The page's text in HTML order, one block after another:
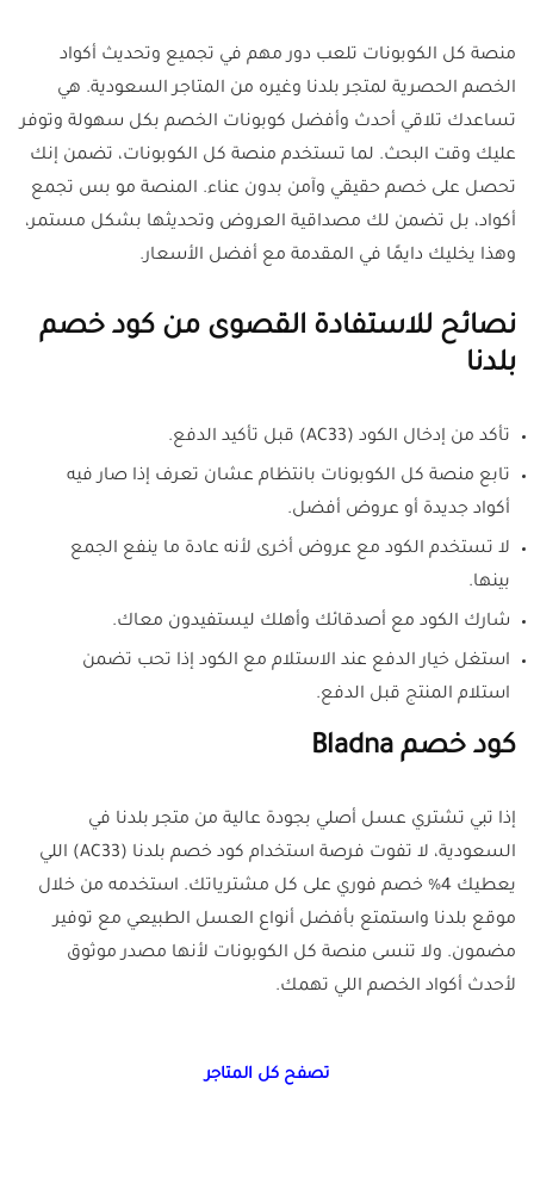
منصة كل الكوبونات تلعب دور مهم في تجميع وتحديث أكواد
الخصم الحصرية لمتجر بلدنا وغيره من المتاجر السعودية. هي
تساعدك تلاقي أحدث وأفضل كوبونات الخصم بكل سهولة وتوفر
عليك وقت البحث. لما تستخدم منصة كل الكوبونات، تضمن إنك
تحصل على خصم حقيقي وآمن بدون عناء. المنصة مو بس تجمع
أكواد، بل تضمن لك مصداقية العروض وتحديثها بشكل مستمر،
وهذا يخليك دايمًا في المقدمة مع أفضل الأسعار.
نصائح للاستفادة القصوى من كود خصم
بلدنا
تأكد من إدخال الكود (AC33) قبل تأكيد الدفع.
تابع منصة كل الكوبونات بانتظام عشان تعرف إذا صار فيه
أكواد جديدة أو عروض أفضل.
لا تستخدم الكود مع عروض أخرى لأنه عادة ما ينفع الجمع
بينها.
شارك الكود مع أصدقائك وأهلك ليستفيدون معاك.
استغل خيار الدفع عند الاستلام مع الكود إذا تحب تضمن
استلام المنتج قبل الدفع.
كود خصم Bladna
إذا تبي تشتري عسل أصلي بجودة عالية من متجر بلدنا في
السعودية، لا تفوت فرصة استخدام كود خصم بلدنا (AC33) اللي
يعطيك 4% خصم فوري على كل مشترياتك. استخدمه من خلال
موقع بلدنا واستمتع بأفضل أنواع العسل الطبيعي مع توفير
مضمون. ولا تنسى منصة كل الكوبونات لأنها مصدر موثوق
لأحدث أكواد الخصم اللي تهمك.
تصفح كل المتاجر